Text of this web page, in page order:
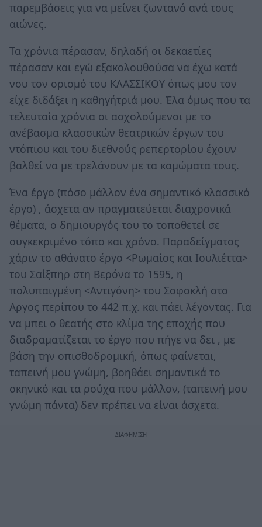
παρεμβάσεις για να μείνει ζωντανό ανά τους
αιώνες.
Τα χρόνια πέρασαν, δηλαδή οι δεκαετίες
πέρασαν και εγώ εξακολουθούσα να έχω κατά
νου τον ορισμό του ΚΛΑΣΣΙΚΟΥ όπως μου τον
είχε διδάξει η καθηγήτριά μου. Έλα όμως που τα
τελευταία χρόνια οι ασχολούμενοι με το
ανέβασμα κλασσικών θεατρικών έργων του
ντόπιου και του διεθνούς ρεπερτορίου έχουν
βαλθεί να με τρελάνουν με τα καμώματα τους.
Ένα έργο (πόσο μάλλον ένα σημαντικό κλασσικό
έργο) , άσχετα αν πραγματεύεται διαχρονικά
θέματα, ο δημιουργός του το τοποθετεί σε
συγκεκριμένο τόπο και χρόνο. Παραδείγματος
χάριν το αθάνατο έργο <Ρωμαίος και Ιουλιέττα>
του Σαίξπηρ στη Βερόνα το 1595, η
πολυπαιγμένη <Αντιγόνη> του Σοφοκλή στο
Αργος περίπου το 442 π.χ. και πάει λέγοντας. Για
να μπει ο θεατής στο κλίμα της εποχής που
διαδραματίζεται το έργο που πήγε να δει , με
βάση την οπισθοδρομική, όπως φαίνεται,
ταπεινή μου γνώμη, βοηθάει σημαντικά το
σκηνικό και τα ρούχα που μάλλον, (ταπεινή μου
γνώμη πάντα) δεν πρέπει να είναι άσχετα.